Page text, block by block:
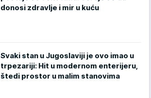
donosi zdravlje i mir u kuću
Svaki stan u Jugoslaviji je ovo imao u
trpezariji: Hit u modernom enterijeru,
štedi prostor u malim stanovima